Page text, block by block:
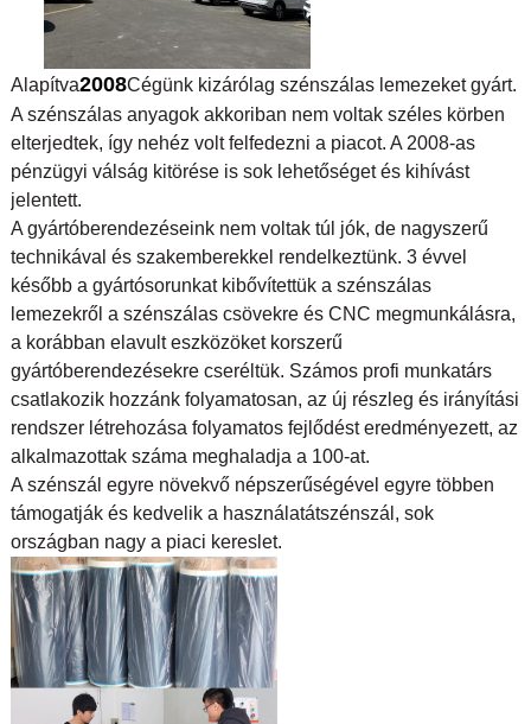
Alapítva2008Cégünk kizárólag szénszálas lemezeket gyárt.
A szénszálas anyagok akkoriban nem voltak széles körben
elterjedtek, így nehéz volt felfedezni a piacot. A 2008-as
pénzügyi válság kitörése is sok lehetőséget és kihívást
jelentett.
A gyártóberendezéseink nem voltak túl jók, de nagyszerű
technikával és szakemberekkel rendelkeztünk. 3 évvel
később a gyártósorunkat kibővítettük a szénszálas
lemezekről a szénszálas csövekre és CNC megmunkálásra,
a korábban elavult eszközöket korszerű
gyártóberendezésekre cseréltük. Számos profi munkatárs
csatlakozik hozzánk folyamatosan, az új részleg és irányítási
rendszer létrehozása folyamatos fejlődést eredményezett, az
alkalmazottak száma meghaladja a 100-at.
A szénszál egyre növekvő népszerűségével egyre többen
támogatják és kedvelik a használatátszénszál, sok
országban nagy a piaci kereslet.